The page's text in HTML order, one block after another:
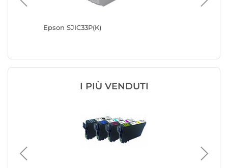
Epson SJIC33P(K)
I PIÙ VENDUTI